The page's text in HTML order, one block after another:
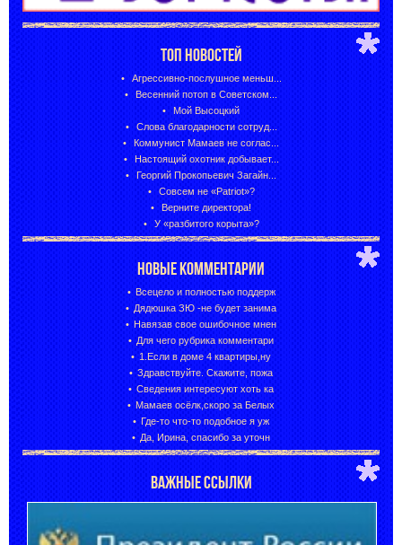
ТОП НОВОСТЕЙ
Агрессивно-послушное меньш...
Весенний потоп в Советском...
Мой Высоцкий
Слова благодарности сотруд...
Коммунист Мамаев не соглас...
Настоящий охотник добывает...
Георгий Прокопьевич Загайн...
Совсем не «Patriot»?
Верните директора!
У «разбитого корыта»?
НОВЫЕ КОММЕНТАРИИ
Всецело и полностью поддерж
Дядюшка ЗЮ -не будет занима
Навязав свое ошибочное мнен
Для чего рубрика комментари
1.Если в доме 4 квартиры,ну
Здравствуйте. Скажите, пожа
Сведения интересуют хоть ка
Мамаев осёлк,скоро за Белых
Где-то что-то подобное я уж
Да, Ирина, спасибо за уточн
ВАЖНЫЕ ССЫЛКИ